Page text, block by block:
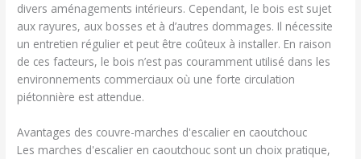
divers aménagements intérieurs. Cependant, le bois est sujet
aux rayures, aux bosses et à d’autres dommages. Il nécessite
un entretien régulier et peut être coûteux à installer. En raison
de ces facteurs, le bois n’est pas couramment utilisé dans les
environnements commerciaux où une forte circulation
piétonnière est attendue.
Avantages des couvre-marches d'escalier en caoutchouc
Les marches d'escalier en caoutchouc sont un choix pratique,